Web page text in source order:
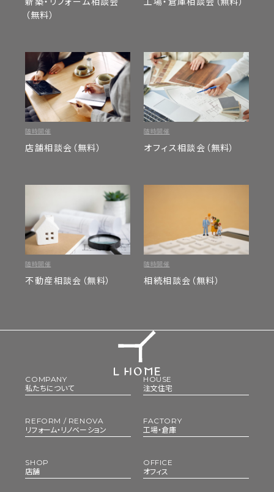
施工事例 イベント
お問い合わせ スタッフ
PRIVACY POLICY
（無料）
随時開催
店舗相談会（無料）
随時開催
オフィス相談会（無料）
随時開催
不動産相談会（無料）
随時開催
相続相談会（無料）
COMPANY
私たちについて
HOUSE
注文住宅
REFORM / RENOVA
リフォーム・リノベーション
FACTORY
工場・倉庫
SHOP
店舗
OFFICE
オフィス